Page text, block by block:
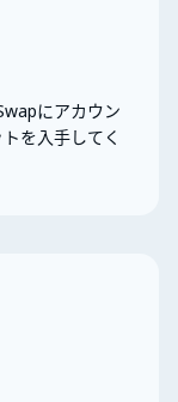
にアカウン
を入手してく